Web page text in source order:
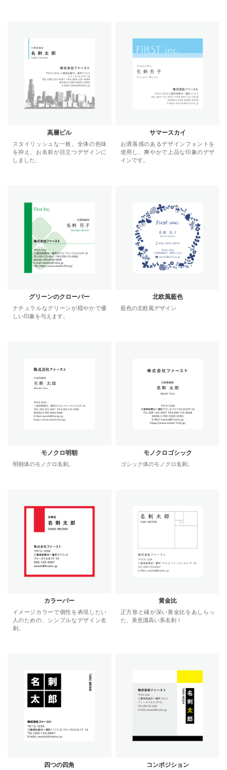
高層ビル
スタイリッシュな一枚。全体の色味
を抑え、お名前が目立つデザインに
しました。
サマースカイ
お洒落感のあるデザインフォントを
使用し、爽やかで上品な印象のデザ
インです。
グリーンのクローバー
ナチュラルなグリーンが穏やかで優
しい印象を与えます。
北欧風藍色
藍色の北欧風デザイン
モノクロ明朝
明朝体のモノクロ名刺。
モノクロゴシック
ゴシック体のモノクロ名刺。
カラーバー
イメージカラーで個性を表現したい
人のための、シンプルなデザイン名
刺。
黄金比
正方形と縁が深い黄金比をあしらっ
た、美意識高い系名刺！
四つの四角 コンポジション